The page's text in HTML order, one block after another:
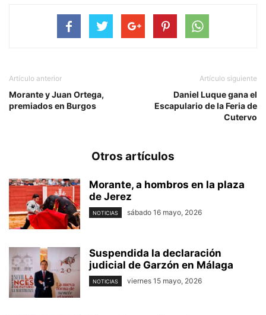
Artículo anterior
Morante y Juan Ortega,
premiados en Burgos
Artículo siguiente
Daniel Luque gana el
Escapulario de la Feria de
Cutervo
Otros artículos
Morante, a hombros en la plaza
de Jerez
NOTICIAS sábado 16 mayo, 2026
Suspendida la declaración
judicial de Garzón en Málaga
NOTICIAS viernes 15 mayo, 2026